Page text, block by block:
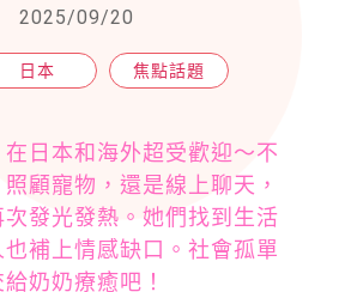
2025/09/20
日本 焦點話題
在日本和海外超受歡迎～不
顧寵物，還是線上聊天，
發光發熱。她們找到生活
補上情感缺口。社會孤單
奶奶療癒吧！